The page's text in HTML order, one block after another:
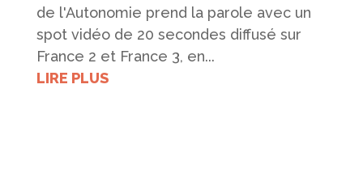
de l'Autonomie prend la parole avec un
spot vidéo de 20 secondes diffusé sur
France 2 et France 3, en...
LIRE PLUS